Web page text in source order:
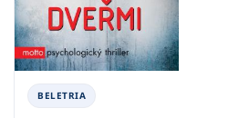
BELETRIA